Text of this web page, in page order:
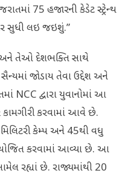
75 હજારની કેડેટ સ્ટ્રેન્થ
સુધી લઇ જઇશું.”
અને તેઓ દેશભક્તિ સાથે
જોડાય તેવા ઉદ્દેશ અને
NCC દ્વારા યુવાનોમાં આ
કામગીરી કરવામાં આવે છે.
કેમ્પ અને 45થી વધુ
કરવામાં આવ્યા છે. આ
રહ્યાં છે. રાજ્યમાંથી 20